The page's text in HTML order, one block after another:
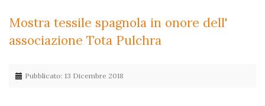
Mostra tessile spagnola in onore dell'
associazione Tota Pulchra
Pubblicato: 13 Dicembre 2018